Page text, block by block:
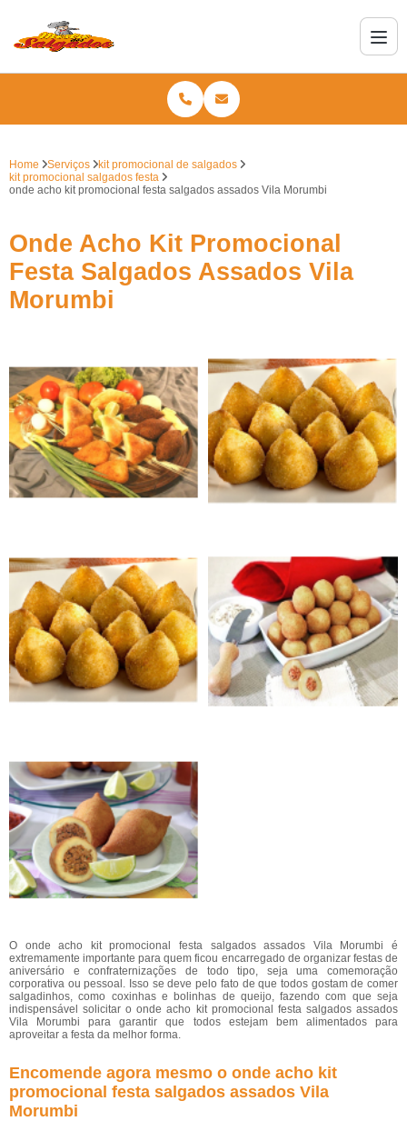
Home Serviços
kit promocional de salgados
kit promocional salgados festa
onde acho kit promocional festa salgados assados Vila Morumbi
Onde Acho Kit Promocional
Festa Salgados Assados Vila
Morumbi
O onde acho kit promocional festa salgados assados Vila Morumbi é
extremamente importante para quem ficou encarregado de organizar festas de
aniversário e confraternizações de todo tipo, seja uma comemoração
corporativa ou pessoal. Isso se deve pelo fato de que todos gostam de comer
salgadinhos, como coxinhas e bolinhas de queijo, fazendo com que seja
indispensável solicitar o onde acho kit promocional festa salgados assados
Vila Morumbi para garantir que todos estejam bem alimentados para
aproveitar a festa da melhor forma.
Encomende agora mesmo o onde acho kit
promocional festa salgados assados Vila
Morumbi